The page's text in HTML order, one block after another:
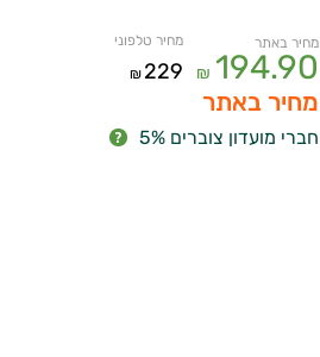
מחיר באתר
194.90
₪
מחיר טלפוני
229
₪
מחיר באתר
חברי מועדון צוברים 5%